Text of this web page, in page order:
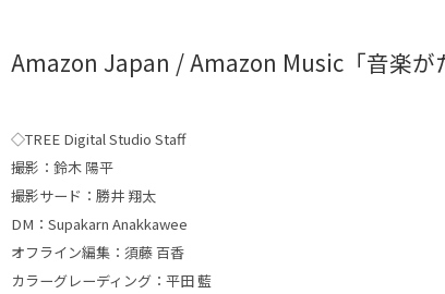
Amazon Japan / Amazon Music「音楽が
◇TREE Digital Studio Staff
撮影：鈴木 陽平
撮影サード：勝井 翔太
DM：Supakarn Anakkawee
オフライン編集：須藤 百香
カラーグレーディング：平田 藍